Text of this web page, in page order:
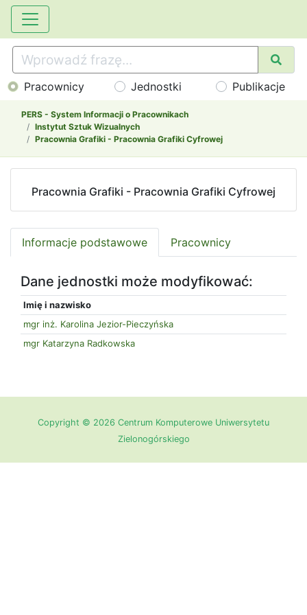
Pracownicy Jednostki Publikacje
PERS - System Informacji o Pracownikach
Instytut Sztuk Wizualnych
Pracownia Grafiki - Pracownia Grafiki Cyfrowej
Pracownia Grafiki - Pracownia Grafiki Cyfrowej
Informacje podstawowe Pracownicy
Dane jednostki może modyfikować:
Imię i nazwisko
mgr inż. Karolina Jezior-Pieczyńska
mgr Katarzyna Radkowska
Copyright © 2026 Centrum Komputerowe Uniwersytetu
Zielonogórskiego